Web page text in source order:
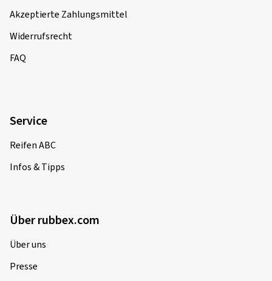
Akzeptierte Zahlungsmittel
Widerrufsrecht
FAQ
Service
Reifen ABC
Infos & Tipps
Über rubbex.com
Über uns
Presse